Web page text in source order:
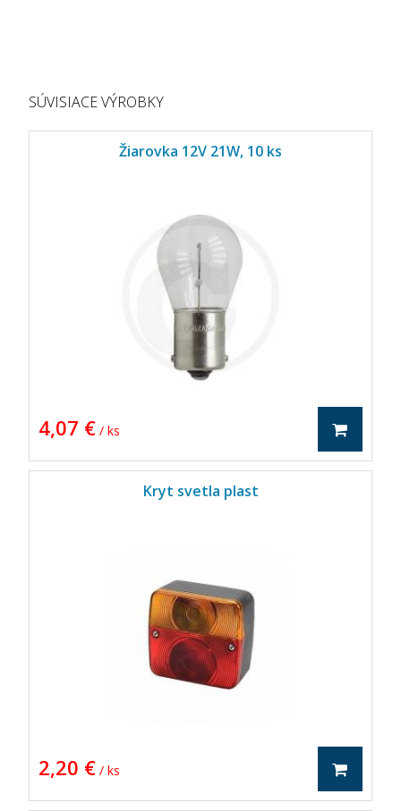
SÚVISIACE VÝROBKY
Žiarovka 12V 21W, 10 ks
4,07 € / ks
Kryt svetla plast
2,20 € / ks